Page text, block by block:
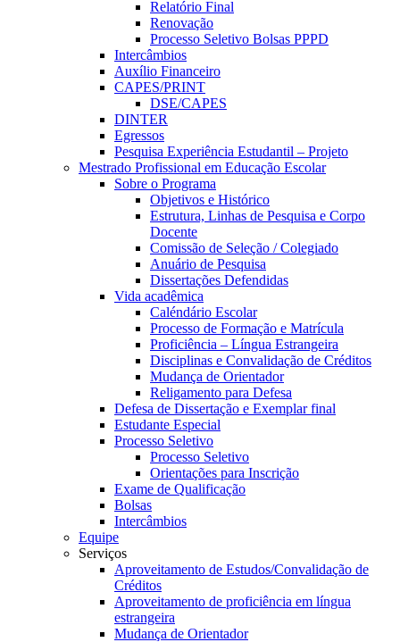
Relatório Final
Renovação
Processo Seletivo Bolsas PPPD
Intercâmbios
Auxílio Financeiro
CAPES/PRINT
DSE/CAPES
DINTER
Egressos
Pesquisa Experiência Estudantil – Projeto
Mestrado Profissional em Educação Escolar
Sobre o Programa
Objetivos e Histórico
Estrutura, Linhas de Pesquisa e Corpo
Docente
Comissão de Seleção / Colegiado
Anuário de Pesquisa
Dissertações Defendidas
Vida acadêmica
Caléndário Escolar
Processo de Formação e Matrícula
Proficiência – Língua Estrangeira
Disciplinas e Convalidação de Créditos
Mudança de Orientador
Religamento para Defesa
Defesa de Dissertação e Exemplar final
Estudante Especial
Processo Seletivo
Processo Seletivo
Orientações para Inscrição
Exame de Qualificação
Bolsas
Intercâmbios
Equipe
Serviços
Aproveitamento de Estudos/Convalidação de
Créditos
Aproveitamento de proficiência em língua
estrangeira
Mudança de Orientador